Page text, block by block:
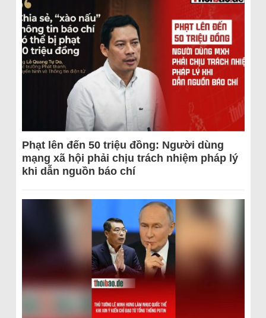
Phạt lên đến 50 triệu đồng: Người dùng
mạng xã hội phải chịu trách nhiệm pháp lý
khi dẫn nguồn báo chí